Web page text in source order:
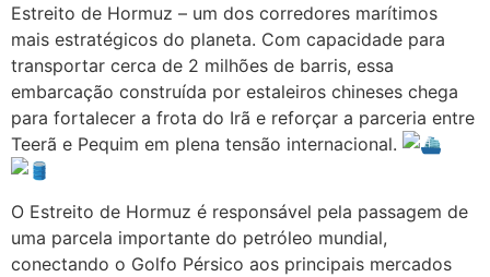
Estreito de Hormuz – um dos corredores marítimos
mais estratégicos do planeta. Com capacidade para
transportar cerca de 2 milhões de barris, essa
embarcação construída por estaleiros chineses chega
para fortalecer a frota do Irã e reforçar a parceria entre
Teerã e Pequim em plena tensão internacional.
O Estreito de Hormuz é responsável pela passagem de
uma parcela importante do petróleo mundial,
conectando o Golfo Pérsico aos principais mercados